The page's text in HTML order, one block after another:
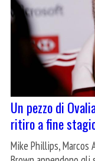
Un pezzo di
ritiro a fine
Mike Phillips, Marcos